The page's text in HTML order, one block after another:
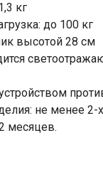
кг
до 100 кг
высотой 28 см
не менее 2-
месяцев.